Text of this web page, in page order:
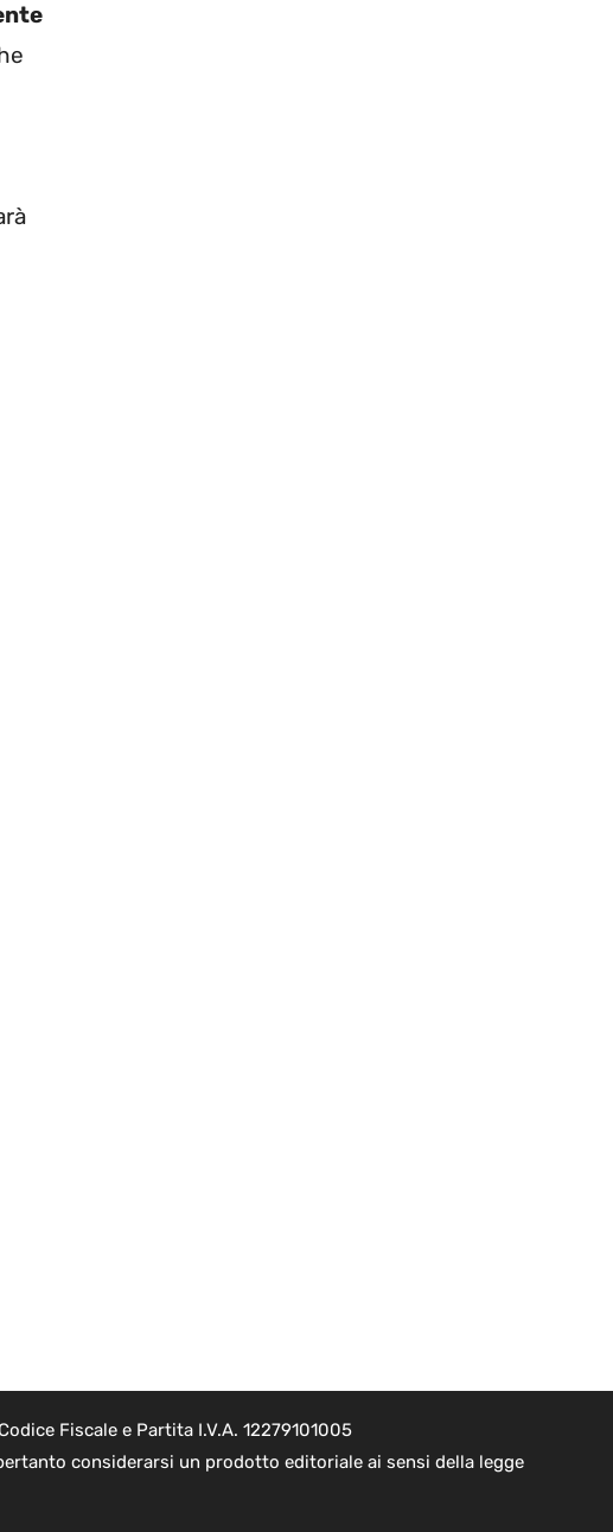
Fiscale e Partita I.V.A. 12279101005
considerarsi un prodotto editoriale ai sensi della legge